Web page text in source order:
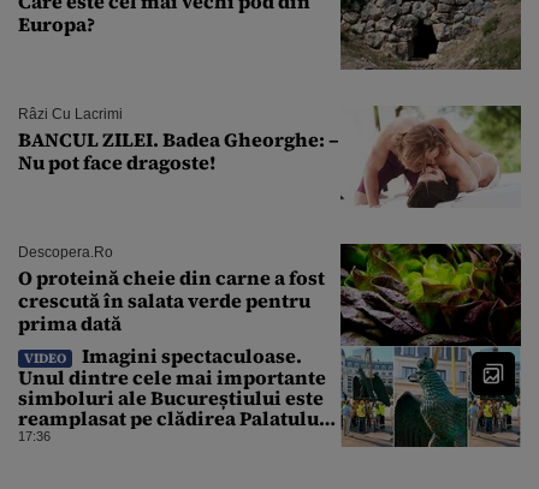
Europa?
Râzi Cu Lacrimi
BANCUL ZILEI. Badea Gheorghe: –
Nu pot face dragoste!
Descopera.ro
O proteină cheie din carne a fost
crescută în salata verde pentru
prima dată
VIDEO
Imagini spectaculoase.
Unul dintre cele mai importante
simboluri ale Bucureștiului este
reamplasat pe clădirea Palatului
Universității
17:36